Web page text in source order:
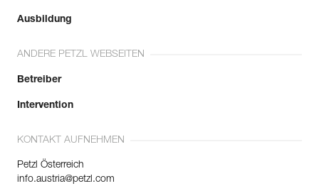
Ausbildung
ANDERE PETZL WEBSEITEN
Betreiber
Intervention
KONTAKT AUFNEHMEN
Petzl Österreich
info.austria@petzl.com